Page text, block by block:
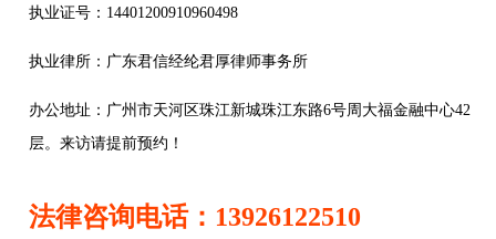
执业证号：14401200910960498
执业律所：广东君信经纶君厚律师事务所
办公地址： 广州市天河区珠江新城珠江东路6号周大福金融中心42
层。来访请提前预约！
法律咨询电话：13926122510